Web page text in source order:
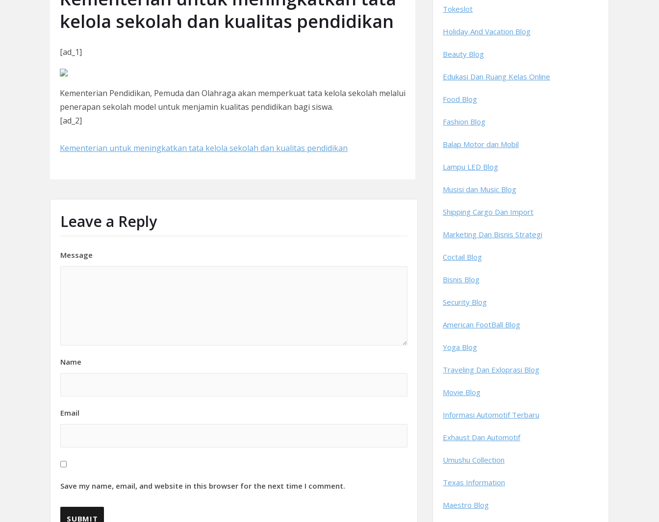
kelola sekolah dan kualitas pendidikan
[ad_1]
Kementerian Pendidikan, Pemuda dan Olahraga akan memperkuat tata kelola sekolah melalui
penerapan sekolah model untuk menjamin kualitas pendidikan bagi siswa.
[ad_2]
Kementerian untuk meningkatkan tata kelola sekolah dan kualitas pendidikan
Leave a Reply
Message
Name
Email
Save my name, email, and website in this browser for the next time I comment.
Tokeslot
Holiday And Vacation Blog
Beauty Blog
Edukasi Dan Ruang Kelas Online
Food Blog
Fashion Blog
Balap Motor dan Mobil
Lampu LED Blog
Musisi dan Music Blog
Shipping Cargo Dan Import
Marketing Dan Bisnis Strategi
Coctail Blog
Bisnis Blog
Security Blog
American FootBall Blog
Yoga Blog
Traveling Dan Exloprasi Blog
Movie Blog
Informasi Automotif Terbaru
Exhaust Dan Automotif
Umushu Collection
Texas Information
Maestro Blog